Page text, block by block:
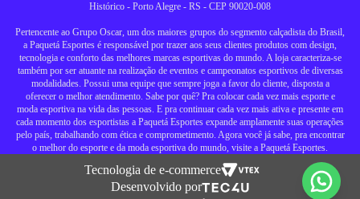
Histórico - Porto Alegre - RS - CEP 90020-008
Pertencente ao Grupo Oscar, um dos maiores grupos do segmento calçadista do Brasil,
a Paquetá Esportes é responsável por trazer aos seus clientes produtos com design,
tecnologia e conforto das melhores marcas esportivas do mundo. A loja caracteriza-se
também por ser atuante na realização de eventos e campeonatos esportivos de diversas
modalidades. Possui uma equipe que sempre joga a favor do cliente, disposta a
oferecer o melhor atendimento. Sabe por quê? Pra colocar cada vez mais esporte e
moda esportiva na vida das pessoas. E pra continuar cada vez mais ativa e presente em
cada momento dos esportistas a Paquetá Esportes expande amplamente suas operações
pelo país, trabalhando com ética e comprometimento. Agora você já sabe, pra encontrar
o melhor do esporte e da moda esportiva do mundo, visite a Paquetá Esportes.
Tecnologia de e-commerce
Desenvolvido por